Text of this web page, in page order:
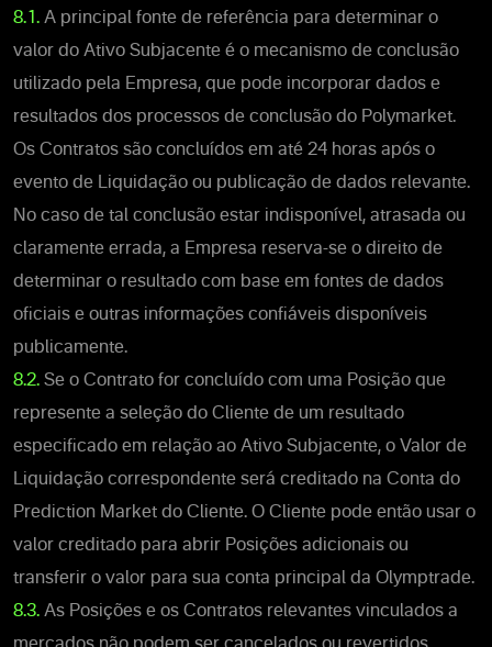
8.1. A principal fonte de referência para determinar o
valor do Ativo Subjacente é o mecanismo de conclusão
utilizado pela Empresa, que pode incorporar dados e
resultados dos processos de conclusão do Polymarket.
Os Contratos são concluídos em até 24 horas após o
evento de Liquidação ou publicação de dados relevante.
No caso de tal conclusão estar indisponível, atrasada ou
claramente errada, a Empresa reserva-se o direito de
determinar o resultado com base em fontes de dados
oficiais e outras informações confiáveis disponíveis
publicamente.
8.2. Se o Contrato for concluído com uma Posição que
represente a seleção do Cliente de um resultado
especificado em relação ao Ativo Subjacente, o Valor de
Liquidação correspondente será creditado na Conta do
Prediction Market do Cliente. O Cliente pode então usar o
valor creditado para abrir Posições adicionais ou
transferir o valor para sua conta principal da Olymptrade.
8.3. As Posições e os Contratos relevantes vinculados a